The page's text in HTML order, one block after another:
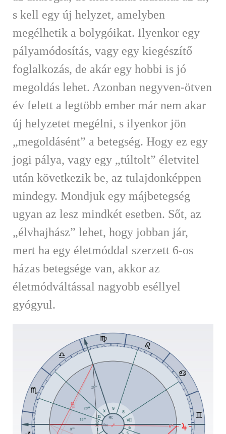
s kell egy új helyzet, amelyben
megélhetik a bolygóikat. Ilyenkor egy
pályamódosítás, vagy egy kiegészítő
foglalkozás, de akár egy hobbi is jó
megoldás lehet. Azonban negyven-ötven
év felett a legtöbb ember már nem akar
új helyzetet megélni, s ilyenkor jön
„megoldásént” a betegség. Hogy ez egy
jogi pálya, vagy egy „túltolt” életvitel
után következik be, az tulajdonképpen
mindegy. Mondjuk egy májbetegség
ugyan az lesz mindkét esetben. Sőt, az
„élvhajhász” lehet, hogy jobban jár,
mert ha egy életmóddal szerzett 6-os
házas betegsége van, akkor az
életmódváltással nagyobb eséllyel
gyógyul.